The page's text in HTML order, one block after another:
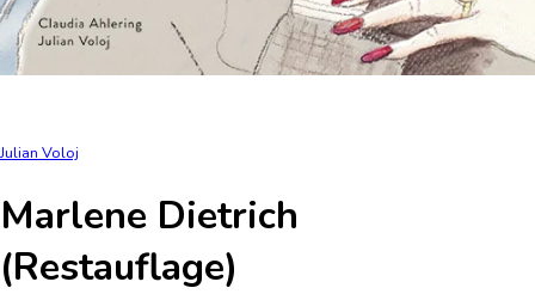
Julian Voloj
Marlene Dietrich
(Restauflage)